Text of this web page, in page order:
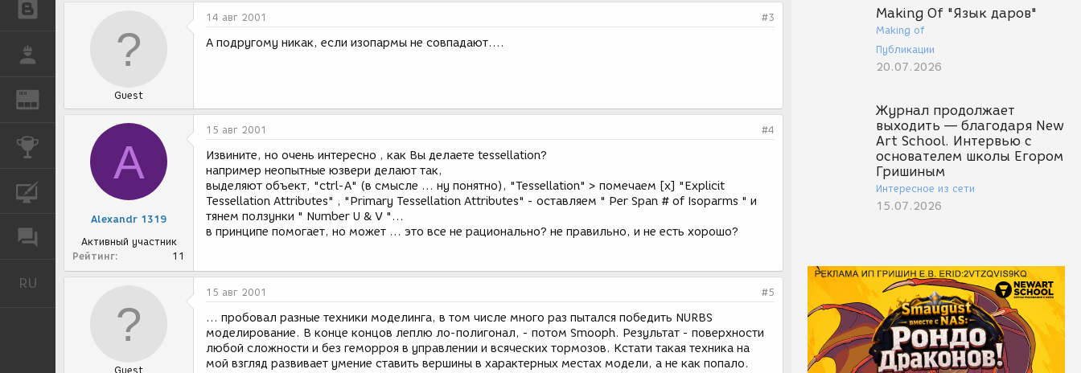
REN
КОНКУРСЫ
ФОРУМ
RU
Making Of "Язык даров"
Making of
Публикации
20.07.2026
Журнал продолжает
выходить — благодаря New
Art School. Интервью с
основателем школы Егором
Гришиным
Интересное из сети
15.07.2026
Guest
14 авг 2001 #3
А подругому никак, если изопармы не совпадают....
A
Alexandr 1319
Активный участник
Рейтинг
11
15 авг 2001 #4
Извините, но очень интересно , как Вы делаете tessellation?
например неопытные юзвери делают так,
выделяют объект, "ctrl-A" (в смысле ... ну понятно), "Tessellation" > помечаем [x] "Explicit
Tessellation Attributes" , "Primary Tessellation Attributes" - оставляем " Per Span # of Isoparms " и
тянем ползунки " Number U & V "...
в принципе помогает, но может ... это все не рационально? не правильно, и не есть хорошо?
Guest
15 авг 2001 #5
... пробовал разные техники моделинга, в том числе много раз пытался победить NURBS
моделирование. В конце концов леплю ло-полигонал, - потом Smooph. Результат - поверхности
любой сложности и без геморроя в управлении и всяческих тормозов. Кстати такая техника на
мой взгляд развивает умение ставить вершины в характерных местах модели, а не как попало.